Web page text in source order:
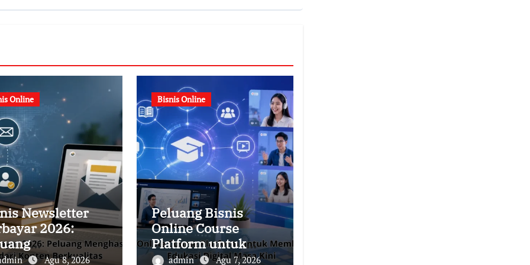
Online
Newsletter
2026:
Agu 8, 2026
Bisnis Online
Peluang Bisnis
Online Course
Platform untuk
Membangun
admin Agu 7, 2026